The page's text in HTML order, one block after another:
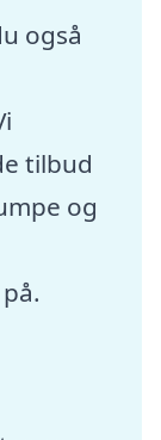
også
tilbud
og